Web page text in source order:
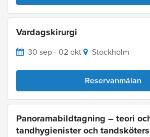
Vardagskirurgi
30 sep - 02 okt Stockholm
Reservanmälan
Panoramabildtagning – teori
tandhygienister och